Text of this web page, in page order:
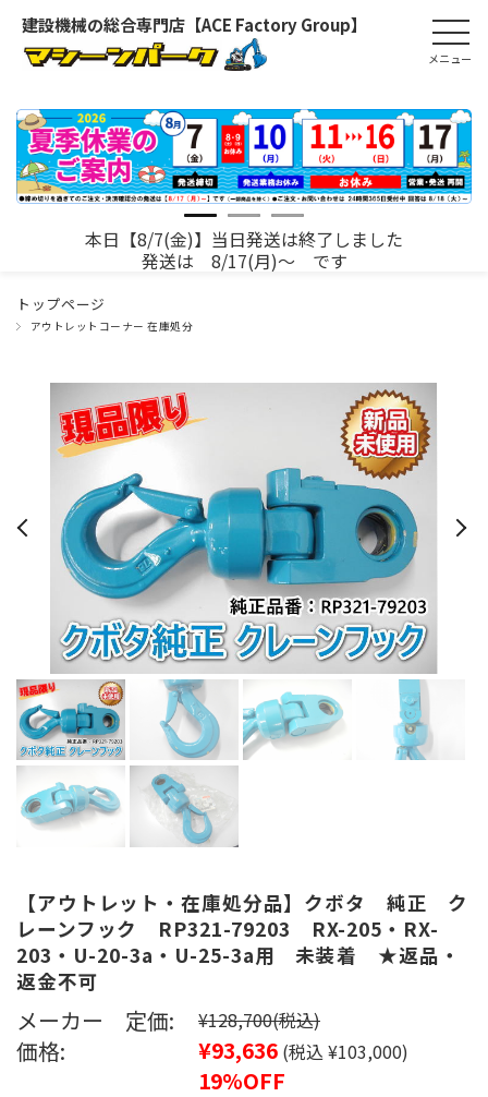
建設機械の総合専門店【ACE Factory Group】
本日【8/7(金)】当日発送は終了しました
発送は 8/17(月)～ です
トップページ
アウトレットコーナー 在庫処分
【アウトレット・在庫処分品】クボタ 純正 ク
レーンフック RP321-79203 RX-205・RX-
203・U-20-3a・U-25-3a用 未装着 ★返品・
返金不可
メーカー 定価: ¥128,700(税込)
価格: ¥93,636 (税込 ¥103,000)
19%OFF